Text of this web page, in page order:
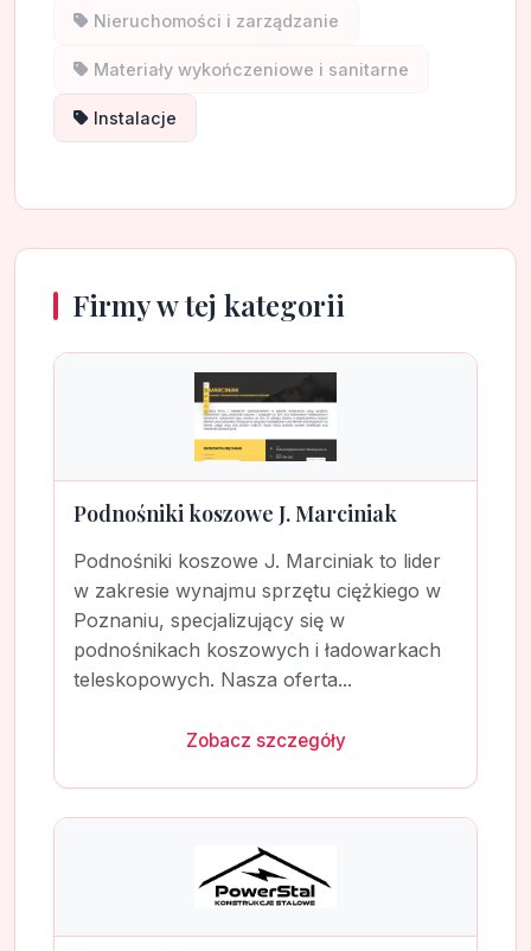
Nieruchomości i zarządzanie
Materiały wykończeniowe i sanitarne
Instalacje
Firmy w tej kategorii
Podnośniki koszowe J. Marciniak
Podnośniki koszowe J. Marciniak to lider
w zakresie wynajmu sprzętu ciężkiego w
Poznaniu, specjalizujący się w
podnośnikach koszowych i ładowarkach
teleskopowych. Nasza oferta...
Zobacz szczegóły